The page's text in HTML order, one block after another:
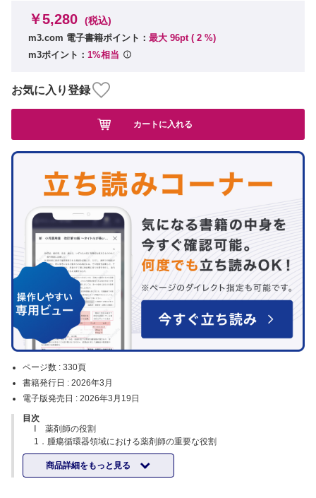
ページ数 : 330頁
書籍発行日 : 2026年3月
電子版発売日 : 2026年3月19日
目次
Ⅰ 薬剤師の役割
1．腫瘍循環器領域における薬剤師の重要な役割
Ⅱ 腫瘍循環器診療に役立つ循環器検査の基礎知識
1．心電図
2．バイオマーカー
商品詳細をもっと見る
￥5,280 (税込)
m3.com 電子書籍ポイント： 最大 96pt ( 2 %)
m3ポイント： 1%相当
お気に入り登録
カートに入れる